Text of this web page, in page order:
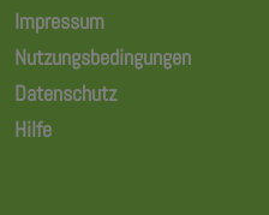
Impressum
Nutzungsbedingungen
Datenschutz
Hilfe